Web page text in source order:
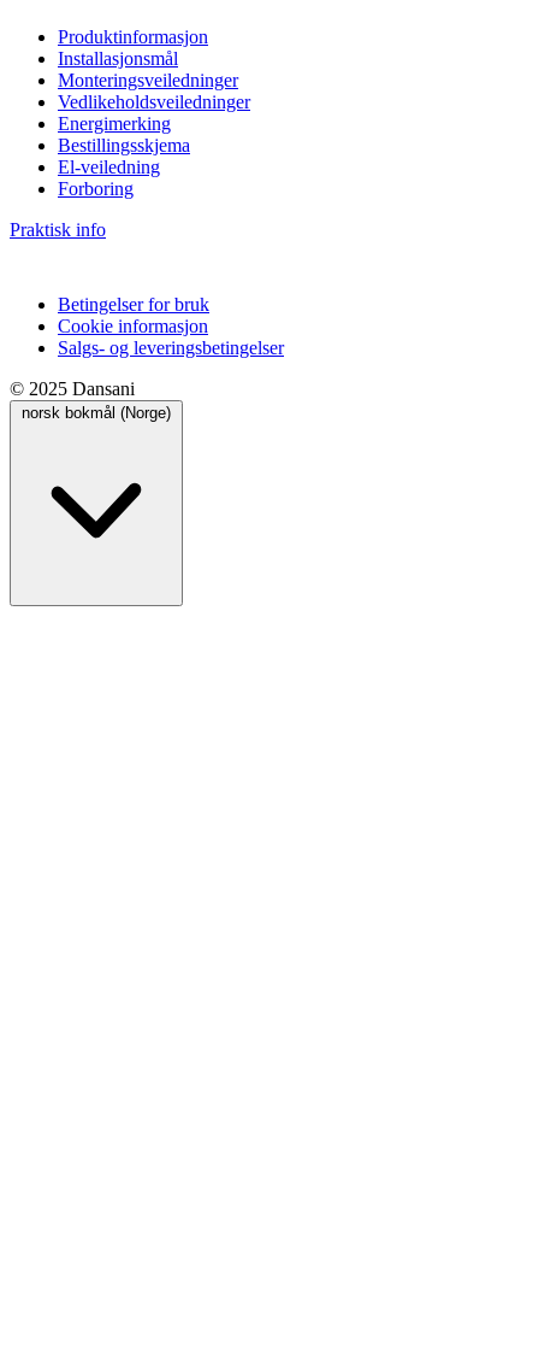
Produktinformasjon
Installasjonsmål
Monteringsveiledninger
Vedlikeholdsveiledninger
Energimerking
Bestillingsskjema
El-veiledning
Forboring
Praktisk info
Betingelser for bruk
Cookie informasjon
Salgs- og leveringsbetingelser
© 2025 Dansani
norsk bokmål (Norge)